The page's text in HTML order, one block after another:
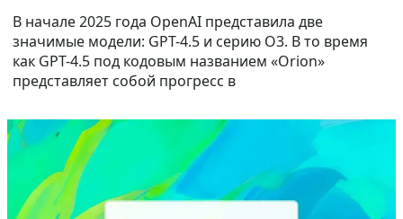
В начале 2025 года OpenAI представила две
значимые модели: GPT-4.5 и серию O3. В то время
как GPT-4.5 под кодовым названием «Orion»
представляет собой прогресс в